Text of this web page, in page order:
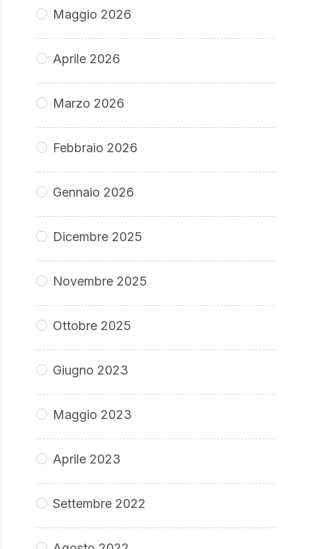
Maggio 2026
Aprile 2026
Marzo 2026
Febbraio 2026
Gennaio 2026
Dicembre 2025
Novembre 2025
Ottobre 2025
Giugno 2023
Maggio 2023
Aprile 2023
Settembre 2022